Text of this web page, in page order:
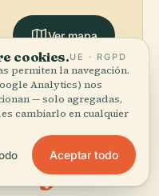
Ver mapa
cookies.UE · RGPD
permiten la navegación.
Analytics) nos
— solo agregadas,
cambiarlo en cualquier
Aceptar todo